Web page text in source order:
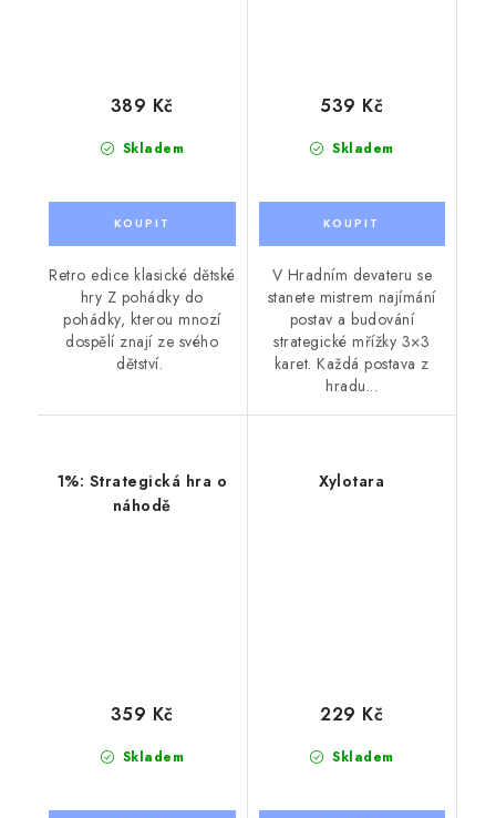
Skladem
389 Kč
Retro edice klasické dětské
hry Z pohádky do
pohádky, kterou mnozí
dospělí znají ze svého
dětství.
Skladem
539 Kč
V Hradním devateru se
stanete mistrem najímání
postav a budování
strategické mřížky 3×3
karet. Každá postava z
hradu...
1%: Strategická hra o
náhodě
Skladem
359 Kč
Xylotara
Skladem
229 Kč